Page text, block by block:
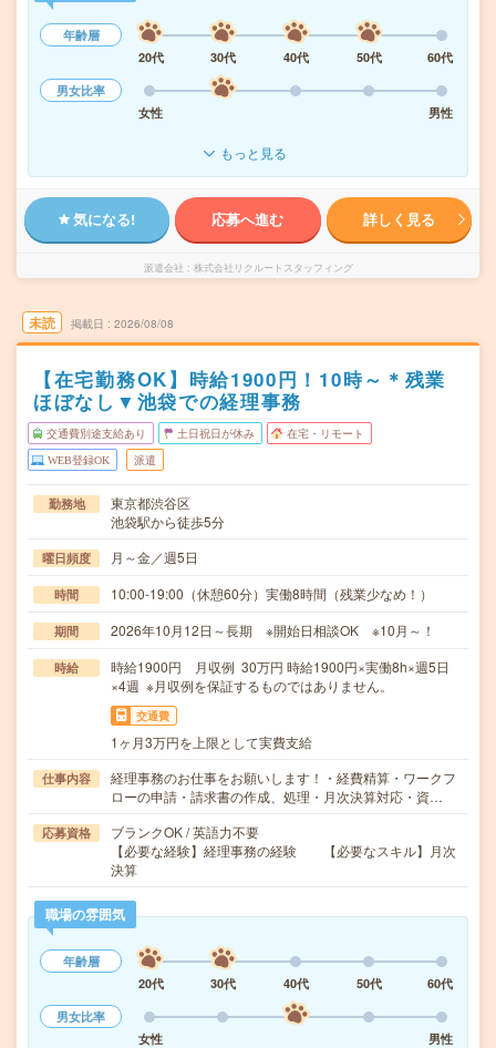
年齢層
20代
30代 40代 50代
60代
男女比率
女性
男性
もっと見る
気になる! 応募へ進む 詳しく見る
派遣会社 株式会社リクルートスタッフィング
未読 掲載日 2026/08/08
【在宅勤務OK】時給1900円！10時～＊残業
ほぼなし▼池袋での経理事務
交通費別途支給あり 土日祝日が休み 在宅・リモート
WEB登録OK 派遣
勤務地
東京都渋谷区
池袋駅から徒歩5分
曜日頻度 月～金／週5日
時間 10:00-19:00（休憩60分）実働8時間（残業少なめ！）
期間 2026年10月12日～長期 ※開始日相談OK ※10月～！
時給
時給1900円 月収例 30万円 時給1900円×実働8h×週5日
×4週 ※月収例を保証するものではありません。
交通費
1ヶ月3万円を上限として実費支給
仕事内容
経理事務のお仕事をお願いします！・経費精算・ワークフ
ローの申請・請求書の作成、処理・月次決算対応・資…
応募資格
ブランクOK / 英語力不要
【必要な経験】経理事務の経験 【必要なスキル】月次
決算
職場の雰囲気
年齢層
20代
30代 40代 50代
60代
男女比率
女性
男性